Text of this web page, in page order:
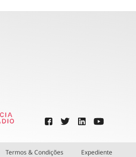
Termos & Condições Expediente